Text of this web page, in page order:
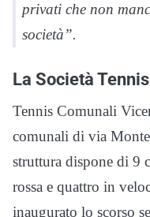
privati che non
società”.
La Società
Tennis Comunali
comunali di via
struttura dispone di 9
rossa e quattro in
inaugurato lo scorso